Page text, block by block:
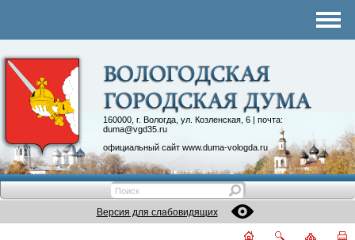
160000, г. Вологда, ул. Козленская, 6 | почта:
duma@vgd35.ru
официальный сайт www.duma-vologda.ru
Контакты
Депутатские объединения
Версия для слабовидящих